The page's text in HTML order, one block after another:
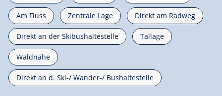
Am Fluss Zentrale Lage Direkt am Radweg
Direkt an der Skibushaltestelle Tallage
Waldnähe
Direkt an d. Ski-/ Wander-/ Bushaltestelle